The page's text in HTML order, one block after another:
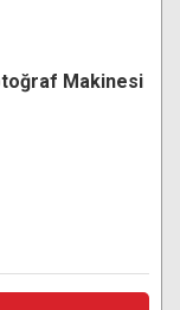
Makinesi